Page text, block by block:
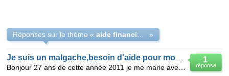
Réponses sur le thème « »
1
réponse